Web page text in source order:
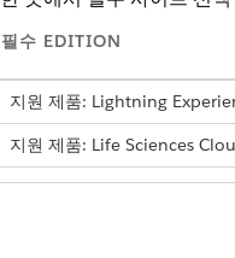
필수 EDITION
지원 제품: Lightning
지원 제품: Life Sciences